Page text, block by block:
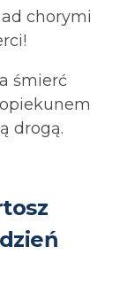
chorymi
śmierć
drogą.⁩